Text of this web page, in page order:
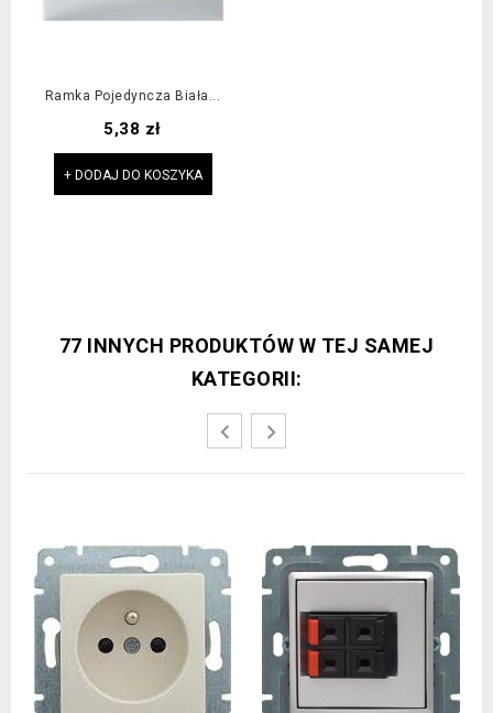
Ramka Pojedyncza Biała...
Cena
5,38 zł
+ DODAJ DO KOSZYKA
77 INNYCH PRODUKTÓW W TEJ SAMEJ
KATEGORII: